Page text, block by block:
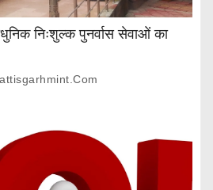
निःशुल्क पुनर्वास सेवाओं का